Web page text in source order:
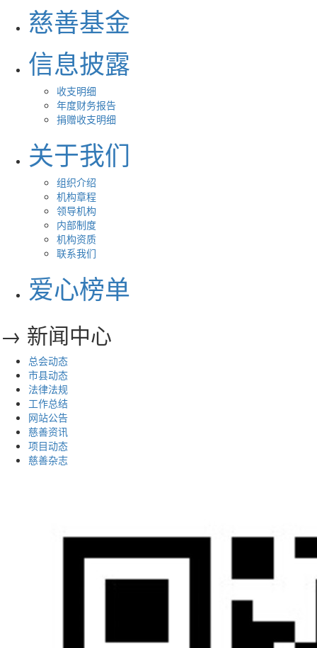
慈善基金
信息披露
收支明细
年度财务报告
捐赠收支明细
关于我们
组织介绍
机构章程
领导机构
内部制度
机构资质
联系我们
爱心榜单
→ 新闻中心
总会动态
市县动态
法律法规
工作总结
网站公告
慈善资讯
项目动态
慈善杂志